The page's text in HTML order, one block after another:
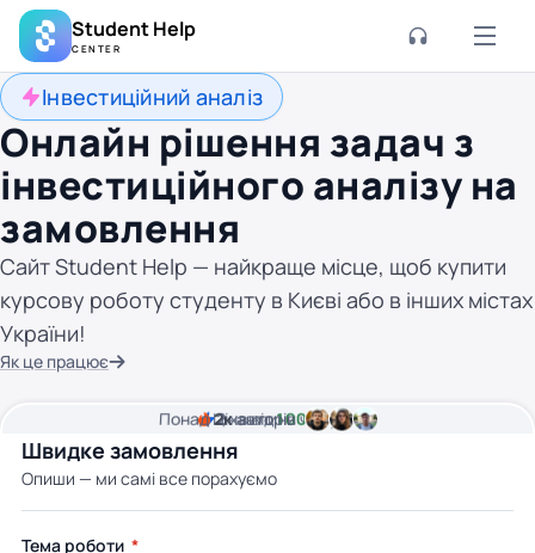
Student Help
CENTER
Інвестиційний аналіз
Онлайн рішення задач з
інвестиційного аналізу на
замовлення
Сайт Student Help — найкраще місце, щоб купити
курсову роботу студенту в Києві або в інших містах
України!
Як це працює
Швидке замовлення
Опиши — ми самі все порахуємо
2хвилини часу
Ціна від100 грн
Понад2кавторів
Тема роботи